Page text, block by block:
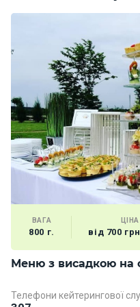
ВАГА
800 г.
ЦІНА
від 700
Меню з висадкою на
Телефони кейтерингової